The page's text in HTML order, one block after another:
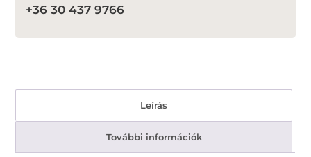
+36 30 437 9766
Leírás
További információk